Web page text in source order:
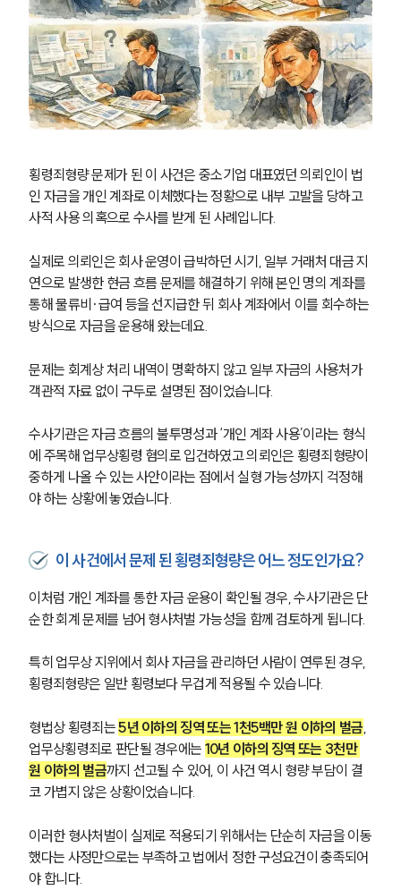
횡령죄형량 문제가 된 이 사건은 중소기업 대표였던 의뢰인이 법
인 자금을 개인 계좌로 이체했다는 정황으로 내부 고발을 당하고
사적 사용 의혹으로 수사를 받게 된 사례입니다.
실제로 의뢰인은 회사 운영이 급박하던 시기, 일부 거래처 대금 지
연으로 발생한 현금 흐름 문제를 해결하기 위해 본인 명의 계좌를
통해 물류비·급여 등을 선지급한 뒤 회사 계좌에서 이를 회수하는
방식으로 자금을 운용해 왔는데요.
문제는 회계상 처리 내역이 명확하지 않고 일부 자금의 사용처가
객관적 자료 없이 구두로 설명된 점이었습니다.
수사기관은 자금 흐름의 불투명성과 ‘개인 계좌 사용’이라는 형식
에 주목해 업무상횡령 혐의로 입건하였고 의뢰인은 횡령죄형량이
중하게 나올 수 있는 사안이라는 점에서 실형 가능성까지 걱정해
야 하는 상황에 놓였습니다.
이 사건에서 문제 된 횡령죄형량은 어느 정도인가요?
이처럼 개인 계좌를 통한 자금 운용이 확인될 경우, 수사기관은 단
순한 회계 문제를 넘어 형사처벌 가능성을 함께 검토하게 됩니다.
특히 업무상 지위에서 회사 자금을 관리하던 사람이 연루된 경우,
횡령죄형량은 일반 횡령보다 무겁게 적용될 수 있습니다.
형법상 횡령죄는 5년 이하의 징역 또는 1천5백만 원 이하의 벌금,
업무상횡령죄로 판단될 경우에는 10년 이하의 징역 또는 3천만
원 이하의 벌금까지 선고될 수 있어, 이 사건 역시 형량 부담이 결
코 가볍지 않은 상황이었습니다.
이러한 형사처벌이 실제로 적용되기 위해서는 단순히 자금을 이동
했다는 사정만으로는 부족하고 법에서 정한 구성요건이 충족되어
야 합니다.